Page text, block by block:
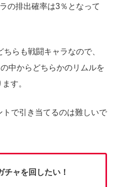
の排出確率は3％となって
らも戦闘キャラなので、
中からどちらかのリムルを
す。
で引き当てるのは難しいで
ャを回したい！